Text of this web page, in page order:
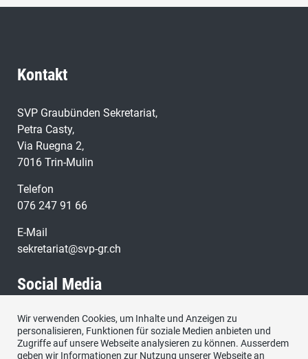
Kontakt
SVP Graubünden Sekretariat,
Petra Casty,
Via Ruegna 2,
7016 Trin-Mulin
Telefon
076 247 91 66
E-Mail
sekretariat@svp-gr.ch
Social Media
Besuchen Sie uns bei:
Wir verwenden Cookies, um Inhalte und Anzeigen zu
personalisieren, Funktionen für soziale Medien anbieten und
Zugriffe auf unsere Webseite analysieren zu können. Ausserdem
geben wir Informationen zur Nutzung unserer Webseite an